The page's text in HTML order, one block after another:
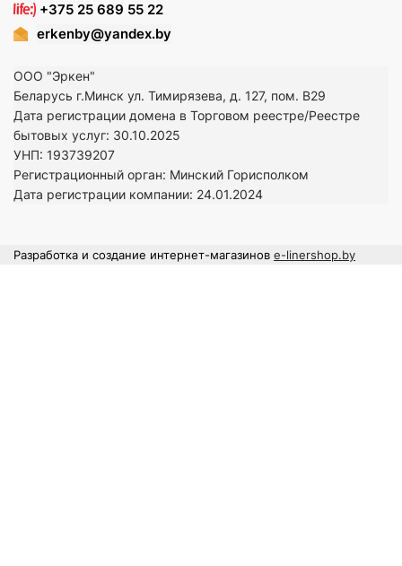
+375 25 689 55 22
erkenby@yandex.by
ООО "Эркен"
Беларусь г.Минск ул. Тимирязева, д. 127, пом. В29
Дата регистрации домена в Торговом реестре/Реестре
бытовых услуг: 30.10.2025
УНП: 193739207
Регистрационный орган: Минский Горисполком
Дата регистрации компании: 24.01.2024
Разработка и создание интернет-магазинов e-linershop.by